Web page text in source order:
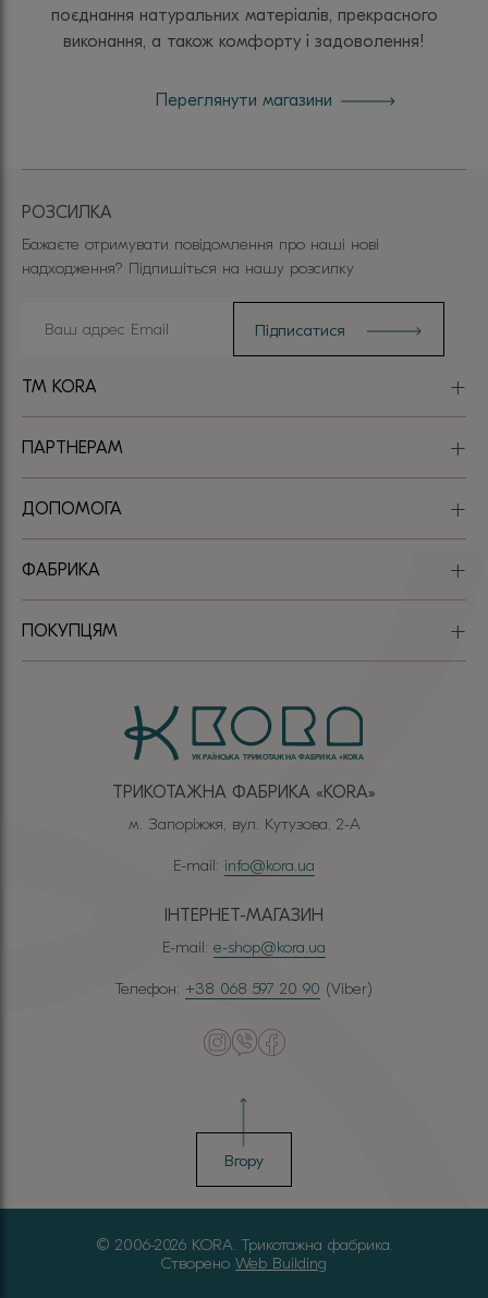
поєднання натуральних матеріалів, прекрасного
виконання, а також комфорту і задоволення!
Переглянути магазини
ТРИКОТАЖНА ФАБРИКА «КОRА»
м. Запоріжжя, вул. Кутузова, 2-А
E-mail: info@kora.ua
ІНТЕРНЕТ-МАГАЗИН
E-mail: e-shop@kora.ua
Телефон: +38 068 597 20 90 (Viber)
TM KORA
ПАРТНЕРАМ
ДОПОМОГА
ФАБРИКА
ПОКУПЦЯМ
РОЗСИЛКА
Бажаєте отримувати повідомлення про наші нові
надходження? Підпишіться на нашу розсилку
Вгору
© 2006-2026 KORA. Трикотажна фабрика.
Створено Web Building